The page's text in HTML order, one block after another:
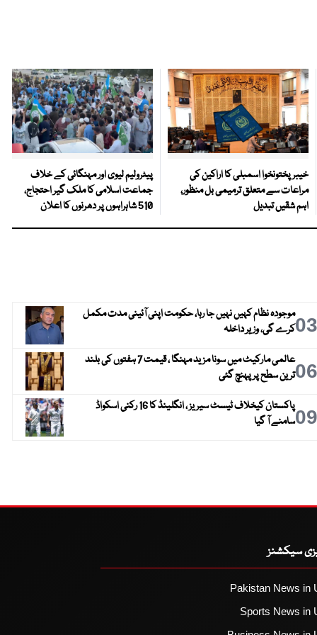
خیبرپختونخوا اسمبلی کا اراکین کی
مراعات سے متعلق ترمیمی بل منظور،
اہم شقیں تبدیل
پیٹرولیم لیوی اور مہنگائی کے خلاف
جماعت اسلامی کا ملک گیر احتجاج،
510 شاہراہوں پر دھرنوں کا اعلان
03موجودہ نظام کہیں نہیں جا رہا، حکومت اپنی آئینی مدت مکمل
کرے گی، وزیر داخلہ
06
عالمی مارکیٹ میں سونا مزید مہنگا ، قیمت 7 ہفتوں کی بلند
ترین سطح پر پہنچ گئی
09
پاکستان کیخلاف ٹیسٹ سیریز ، انگلینڈ کا 16 رکنی اسکواڈ
سامنے آ گیا
سیکشنز
Pakistan News in
Sports News in